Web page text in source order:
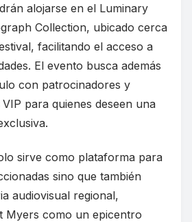
alojarse en el Luminary
Collection, ubicado cerca
facilitando el acceso a
El evento busca además
con patrocinadores y
para quienes deseen una
sirve como plataforma para
sino que también
audiovisual regional,
Myers como un epicentro